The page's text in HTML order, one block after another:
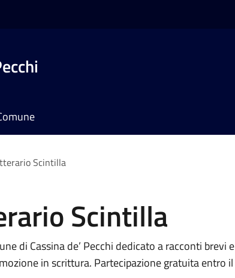
Scintilla
Scintilla
di Cassina de’ Pecchi dedicato a racconti brevi e
in scrittura. Partecipazione gratuita entro il